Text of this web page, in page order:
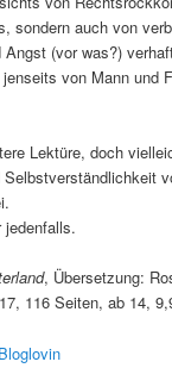
sondern auch von
Angst (vor was?)
von Mann und
Lektüre, doch
jedenfalls.
, Übersetzung:
116 Seiten, ab 14,